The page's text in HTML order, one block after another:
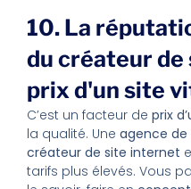
10. La
du créateur
prix d'un site
C’est un facteur de prix
la qualité. Une agence
créateur de site internet
tarifs plus élevés. Vous